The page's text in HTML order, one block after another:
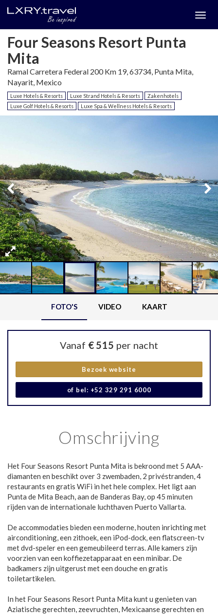
Four Seasons Resort Punta
Mita
Ramal Carretera Federal 200 Km 19, 63734, Punta Mita,
Nayarit, Mexico
Luxe Hotels & Resorts Luxe Strand Hotels & Resorts
Zakenhotels
Luxe Golf Hotels & Resorts
Luxe Spa & Wellness Hotels & Resorts
FOTO'S VIDEO KAART
Vanaf € 515 per nacht
Bezoek website
of bel: +52 329 291 6000
Omschrijving
Het Four Seasons Resort Punta Mita is bekroond met 5 AAA-
diamanten en beschikt over 3 zwembaden, 2 privéstranden, 4
restaurants en gratis WiFi in het hele complex. Het ligt aan
Punta de Mita Beach, aan de Banderas Bay, op 45 minuten
rijden van de internationale luchthaven Puerto Vallarta.
De accommodaties bieden een moderne, houten inrichting met
airconditioning, een zithoek, een iPod-dock, een flatscreen-tv
met dvd-speler en een gemeubileerd terras. Alle kamers zijn
voorzien van een koffiezetapparaat en een minibar. De
badkamers zijn uitgerust met een douche en gratis
toiletartikelen.
In het Four Seasons Resort Punta Mita kunt u genieten van
Aziatische gerechten, zeevruchten, Mexicaanse gerechten en